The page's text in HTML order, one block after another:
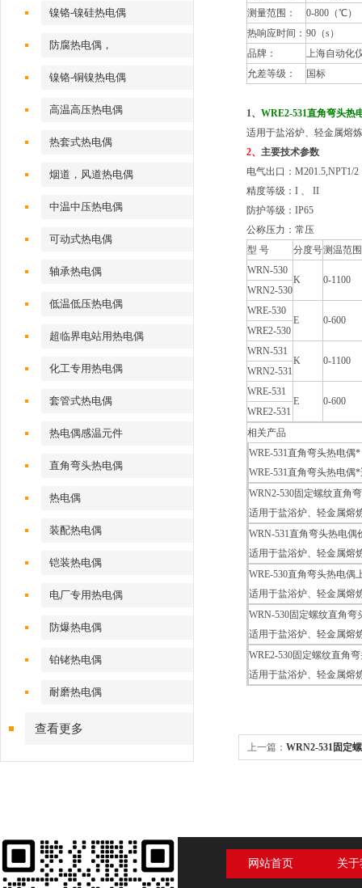
镍铬-镍硅热电偶
防腐热电偶，
镍铬-铜镍热电偶
高温高压热电偶
热套式热电偶
烟道，风道热电偶
中温中压热电偶
可动式热电偶
轴承热电偶
低温低压热电偶
超临界电站用热电偶
化工专用热电偶
套管式热电偶
热电偶感温元件
直角弯头热电偶
热电偶
装配热电偶
铠装热电偶
电厂专用热电偶
防爆热电偶
铂铑热电偶
耐磨热电偶
查看更多
测量范围：
0-800（℃）
热响应时间： 90（s）
品牌：
上海自动化
允差等级：
国标
1、 WRE2-531直角弯头热
适用于盐浴炉、轻金属熔
2、 主要技术参数
电气出口：M201.5,NPT1/2
精度等级：I 、 II
防护等级：IP65
公称压力：常压
型 号
分度号测温范
WRN-530
K
0-1100
WRN2-530
WRE-530
E
0-600
WRE2-530
WRN-531
K
0-1100
WRN2-531
WRE-531
E
0-600
WRE2-531
相关产品
WRE-531直角弯头热电偶*
WRE-531直角弯头热电
WRN2-530固定螺纹直角
适用于盐浴炉、轻金属熔
WRN-531直角弯头热电偶
适用于盐浴炉、轻金属熔
WRE-530直角弯头热电偶
适用于盐浴炉、轻金属熔
WRN-530固定螺纹直角弯
适用于盐浴炉、轻金属熔
WRE2-530固定螺纹直角
适用于盐浴炉、轻金属熔
上一篇： WRN2-531固定
网站首页 关